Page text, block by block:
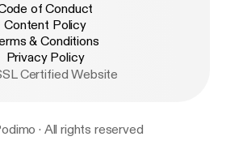
of Conduct
Content Policy
& Conditions
Privacy Policy
Certified Website
· All rights reserved